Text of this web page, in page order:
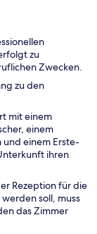
zu
Zwecken.
zu den
mit einem
einem
und einem Erste-
ihren
Rezeption für die
soll, muss
das Zimmer